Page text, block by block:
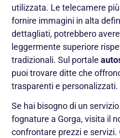
utilizzata. Le telecamere
fornire immagini in alta
dettagliati, potrebbero
leggermente superiore
tradizionali. Sul portale
puoi trovare ditte che
trasparenti e personalizzati.
Se hai bisogno di un
fognature a Gorga, visita il
confrontare prezzi e servizi.